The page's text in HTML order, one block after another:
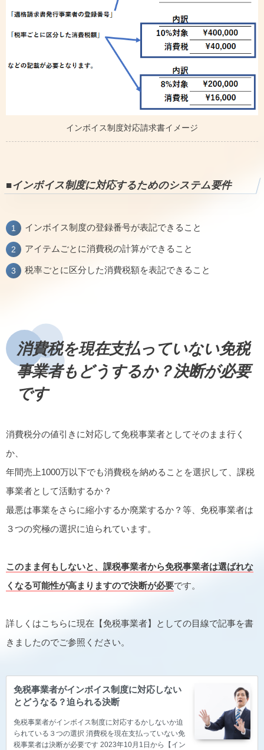
インボイス制度対応請求書イメージ
■インボイス制度に対応するためのシステム要件
インボイス制度の登録番号が表記できること
アイテムごとに消費税の計算ができること
税率ごとに区分した消費税額を表記できること
消費税を現在支払っていない免税
事業者もどうするか？決断が必要
です
消費税分の値引きに対応して免税事業者としてそのまま行く
か、
年間売上1000万以下でも消費税を納めることを選択して、課税
事業者として活動するか？
最悪は事業をさらに縮小するか廃業するか？等、免税事業者は
３つの究極の選択に迫られています。
このまま何もしないと、課税事業者から免税事業者は選ばれな
くなる可能性が高まりますので決断が必要です。
詳しくはこちらに現在【免税事業者】としての目線で記事を書
きましたのでご参照ください。
免税事業者がインボイス制度に対応しない
とどうなる？迫られる決断
免税事業者がインボイス制度に対応するかしないか迫
られている３つの選択 消費税を現在支払っていない免
税事業者は決断が必要です 2023年10月1日から【イン